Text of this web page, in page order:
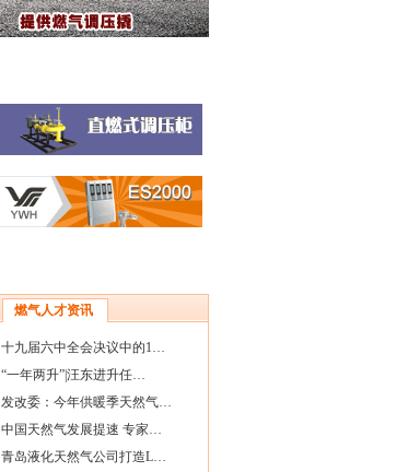
燃气人才资讯
十九届六中全会决议中的1…
“一年两升”|汪东进升任…
发改委：今年供暖季天然气…
中国天然气发展提速 专家…
青岛液化天然气公司打造L…